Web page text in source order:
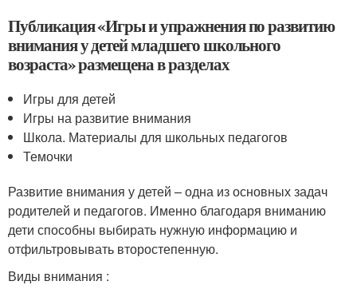
Публикация «Игры и упражнения по развитию
внимания у детей младшего школьного
возраста» размещена в разделах
Игры для детей
Игры на развитие внимания
Школа. Материалы для школьных педагогов
Темочки
Развитие внимания у детей – одна из основных задач
родителей и педагогов. Именно благодаря вниманию
дети способны выбирать нужную информацию и
отфильтровывать второстепенную.
Виды внимания :